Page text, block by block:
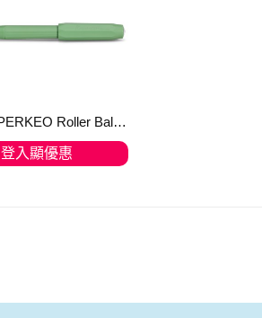
Kaweco PERKEO Roller Ball Jungle Green 走珠筆
登入顯優惠